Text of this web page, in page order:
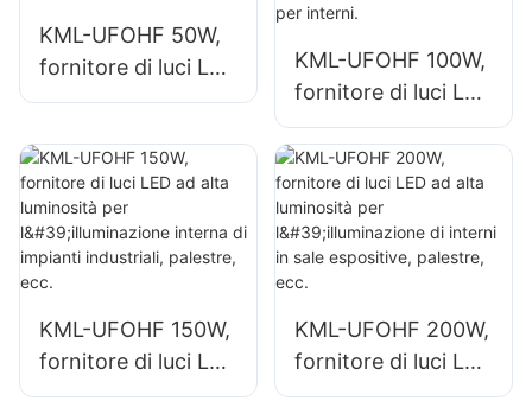
magazzini.
KML-UFOHF 50W,
fornitore di luci LED
ad alta luminosità
industriali,
magazzini e altre
applicazioni di
illuminazione per
interni.
KML-UFOHF 100W,
fornitore di luci LED
ad alta luminosità
per impianti
industriali,
magazzini e altre
applicazioni di
illuminazione per
interni.
KML-UFOHF 150W,
fornitore di luci LED
ad alta luminosità
KML-UFOHF 200W,
fornitore di luci LED
ad alta luminosità